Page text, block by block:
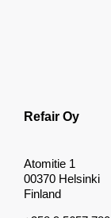
Refair Oy
Atomitie 1
00370 Helsinki
Finland